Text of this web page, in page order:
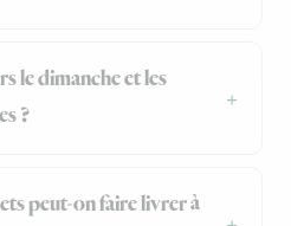
le dimanche et les
?
peut-on faire livrer à